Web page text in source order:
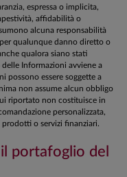
espressa o implicita,
affidabilità o
alcuna responsabilità
qualunque danno diretto o
qualora siano stati
Informazioni avviene a
possono essere soggette a
non assume alcun obbligo
riportato non costituisce in
personalizzata,
o servizi finanziari.
portafoglio del